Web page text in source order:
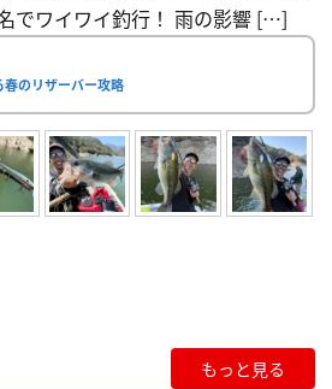
でワイワイ釣行！ 雨の影響 […]
のリザーバー攻略
もっと見る